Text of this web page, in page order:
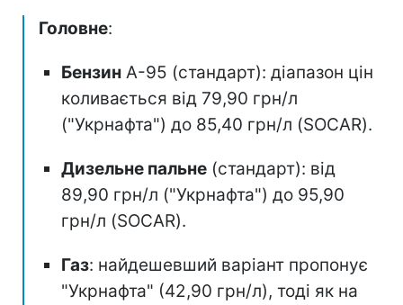
Головне:
Бензин А-95 (стандарт): діапазон цін
коливається від 79,90 грн/л
("Укрнафта") до 85,40 грн/л (SOCAR).
Дизельне пальне (стандарт): від
89,90 грн/л ("Укрнафта") до 95,90
грн/л (SOCAR).
Газ: найдешевший варіант пропонує
"Укрнафта" (42,90 грн/л), тоді як на